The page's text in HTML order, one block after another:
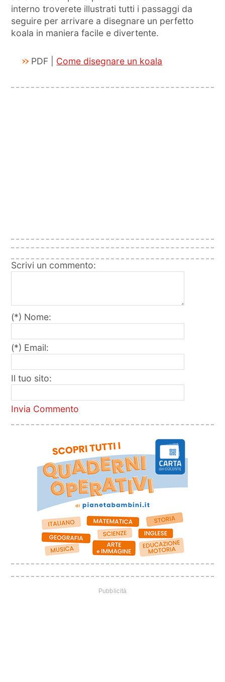
interno troverete illustrati tutti i passaggi da
seguire per arrivare a disegnare un perfetto
koala in maniera facile e divertente.
PDF | Come disegnare un koala
Scrivi un commento:
(*) Nome:
(*) Email:
Il tuo sito:
Invia Commento